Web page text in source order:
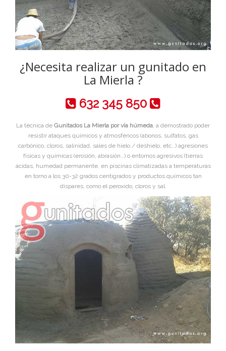
¿Necesita realizar un gunitado en
La Mierla ?
632 345 850
La técnica de Gunitados La Mierla por vía húmeda, a demostrado poder
resistir ataques químicos y atmosféricos (abonos, sulfatos, gas
carbónico, cloros, salinidad, sales de hielo / deshielo, etc…) agresiones
físicas y químicas (erosión, abrasión…) o entornos agresivos (tierras
ácidas, humedad permanente, en piscinas climatizadas a temperaturas
en torno a los 30-32 grados centigrados y productos químicos tan
dispares, como el peroxido, cloros y sal.